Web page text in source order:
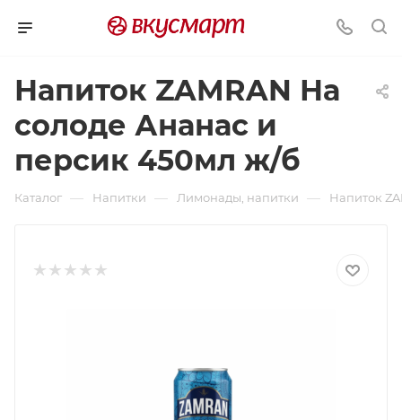
Напиток ZAMRAN На
солоде Ананас и
персик 450мл ж/б
Каталог — Напитки — Лимонады, напитки — Напиток